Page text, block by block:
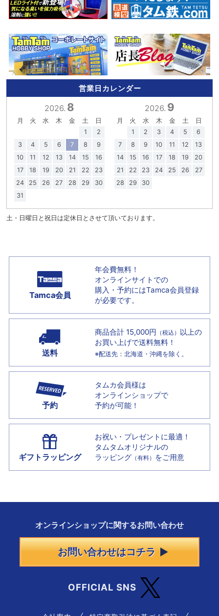
営業日カレンダー
2026. 8
月 火 水 木 金 土
日
1
2
3
4 5 6 7 8
9
10
11 12 13 14 15
16
17
18 19 20 21 22
23
24
25 26 27 28 29
30
31
2026. 9
月 火 水 木 金 土
日
1
2 3 4 5
6
7
8 9 10 11 12
13
14
15 16 17 18 19
20
21
22 23 24 25 26
27
28
29 30
土・日曜日と祝日は定休日とさせて頂いております。
Tamca会員
年会費無料！
オンラインサイトでの
購入・予約にはTamca会員登録
が必要です。
送料
商品合計 15,000円 （税込） 以上の
お買い上げで送料無料！
※配送先：北海道・沖縄を除く。
予約
タムカ会員様は
オンラインショップで
予約が可能！
ギフトラッピング
お祝い・プレゼントに最適！
タムタムオリジナルの
ラッピング （有料） をご用意
オンラインショップに関するお問い合わせ
お問い合わせはコチラ
OFFICIAL SNS